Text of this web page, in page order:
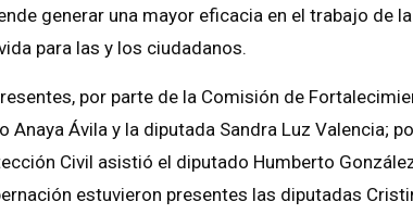
generar una mayor eficacia en el trabajo de la
para las y los ciudadanos.
por parte de la Comisión de
Ávila y la diputada Sandra Luz Valencia;
Civil asistió el diputado Humberto
estuvieron presentes las diputadas